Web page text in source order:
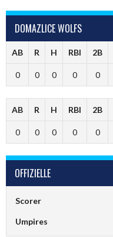
DOMAZLICE WOLFS
AB R H RBI 2B
0 0 0 0 0
AB R H RBI 2B
0 0 0 0 0
OFFIZIELLE
Scorer
Umpires